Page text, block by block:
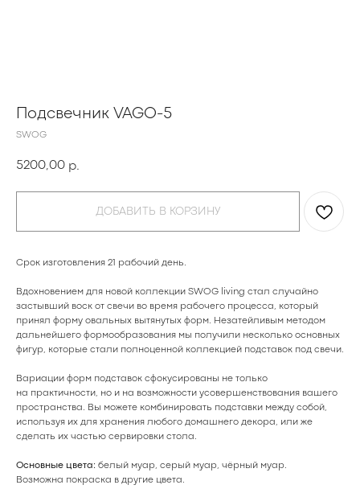
Подсвечник VAGO-5
SWOG
5200,00 р.
ДОБАВИТЬ В КОРЗИНУ
Срок изготовления 21 рабочий день.
Вдохновением для новой коллекции SWOG living стал случайно
застывший воск от свечи во время рабочего процесса, который
принял форму овальных вытянутых форм. Незатейливым методом
дальнейшего формообразования мы получили несколько основных
фигур, которые стали полноценной коллекцией подставок под свечи.
Вариации форм подставок сфокусированы не только
на практичности, но и на возможности усовершенствования вашего
пространства. Вы можете комбинировать подставки между собой,
используя их для хранения любого домашнего декора, или же
сделать их частью сервировки стола.
Основные цвета: белый муар, серый муар, чёрный муар.
Возможна покраска в другие цвета .